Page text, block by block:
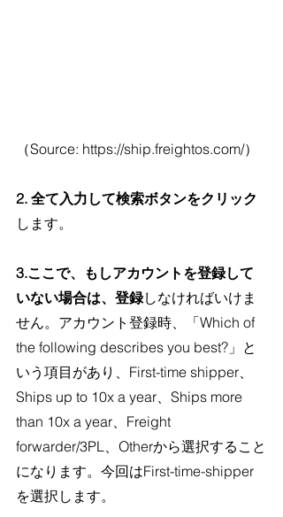
（Source: https://ship.freightos.com/）
2. 全て入力して検索ボタンをクリック
します。
3.ここで、もしアカウントを登録して
いない場合は、登録しなければいけま
せん。アカウント登録時、「Which of
the following describes you best?」と
いう項目があり、First-time shipper、
Ships up to 10x a year、Ships more
than 10x a year、Freight
forwarder/3PL、Otherから選択すること
になります。今回はFirst-time-shipper
を選択します。